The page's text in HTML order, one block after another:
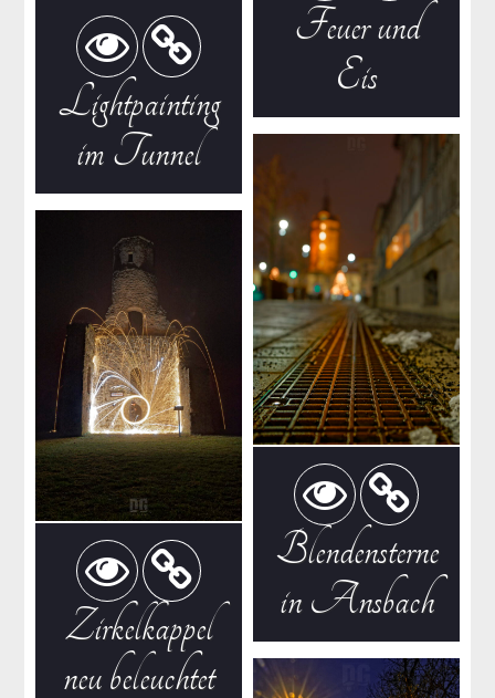
Feuer und
Eis
Lightpainting
im Tunnel
Blendensterne
in Ansbach
Zirkelkappel
neu beleuchtet